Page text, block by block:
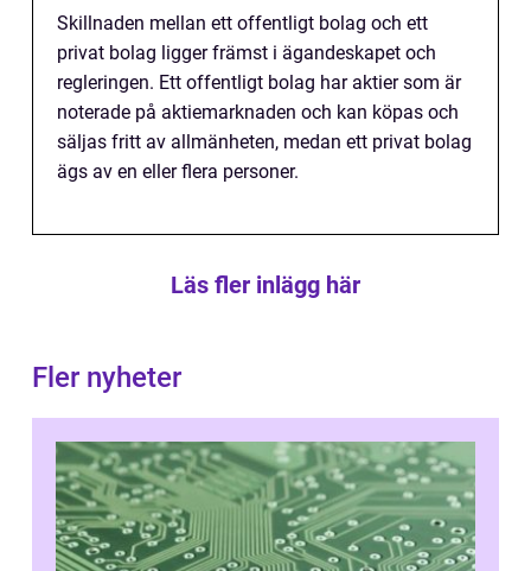
Skillnaden mellan ett offentligt bolag och ett
privat bolag ligger främst i ägandeskapet och
regleringen. Ett offentligt bolag har aktier som är
noterade på aktiemarknaden och kan köpas och
säljas fritt av allmänheten, medan ett privat bolag
ägs av en eller flera personer.
Läs fler inlägg här
Fler nyheter